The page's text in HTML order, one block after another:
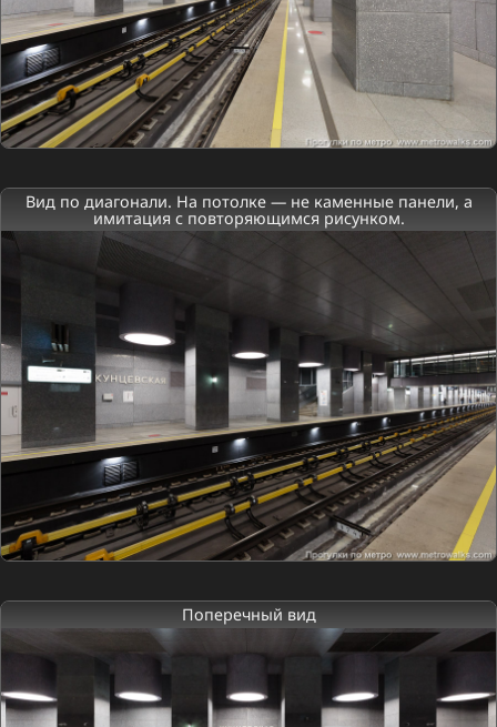
Вид по диагонали. На потолке — не каменные панели, а
имитация с повторяющимся рисунком.
Поперечный вид